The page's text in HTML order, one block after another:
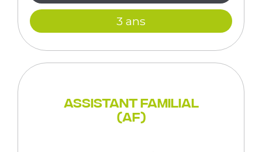
3 ans
Assistant Familial
(AF)